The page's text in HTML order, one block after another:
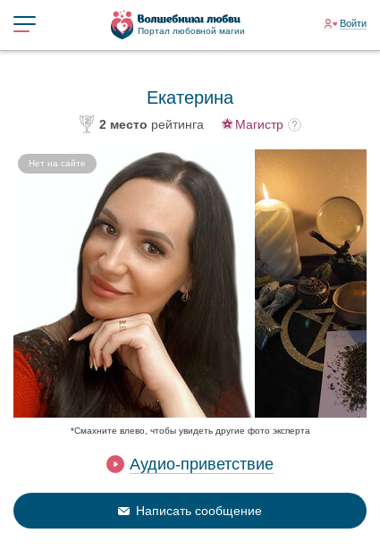
Портал любовной магии
Войти
Екатерина
Нет на сайте
Магистр
2 место рейтинга
*Смахните влево, чтобы увидеть другие фото эксперта
Аудио-приветствие
Написать сообщение